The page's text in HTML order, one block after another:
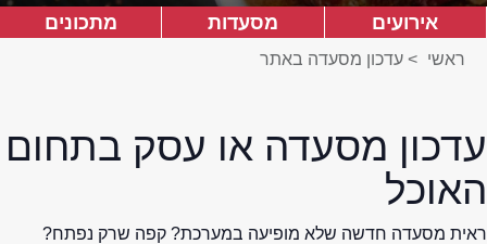
אירועים מסעדות מתכונים
ראשי > עדכון מסעדה באתר
עדכון מסעדה או עסק בתחום
האוכל
ראית מסעדה חדשה שלא מופיעה במערכת? קפה שרק נפתח?